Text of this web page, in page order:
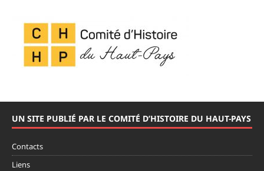
UN SITE PUBLIÉ PAR LE COMITÉ D’HISTOIRE DU HAUT-PAYS
Contacts
Liens